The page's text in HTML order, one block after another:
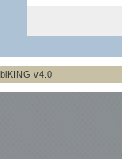
v4.0